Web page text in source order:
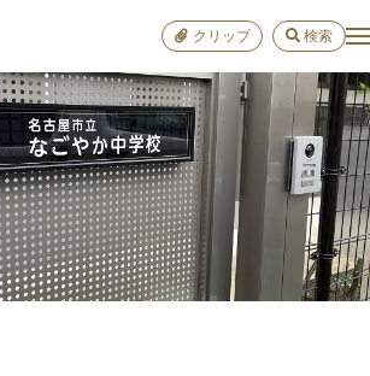
クリップ 検索
小学
お出
雑学
おすすめ
学び